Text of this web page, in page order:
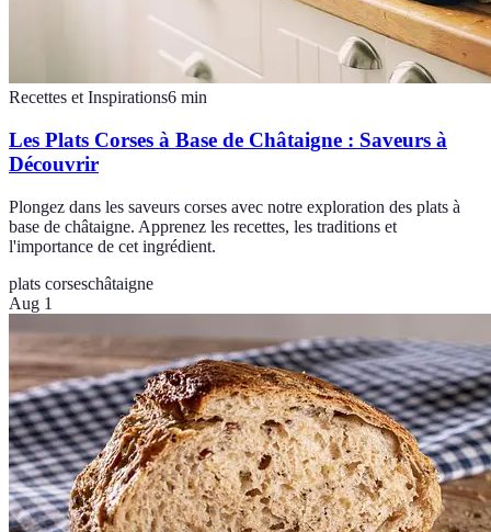
Recettes et Inspirations6 min
Les Plats Corses à Base de Châtaigne : Saveurs à
Découvrir
Plongez dans les saveurs corses avec notre exploration des plats à
base de châtaigne. Apprenez les recettes, les traditions et
l'importance de cet ingrédient.
plats corseschâtaigne
Aug 1